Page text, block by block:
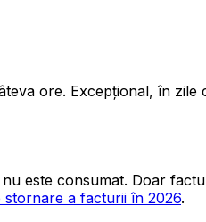
ore. Excepțional, în zile
este consumat. Doar
stornare a facturii în 2026.